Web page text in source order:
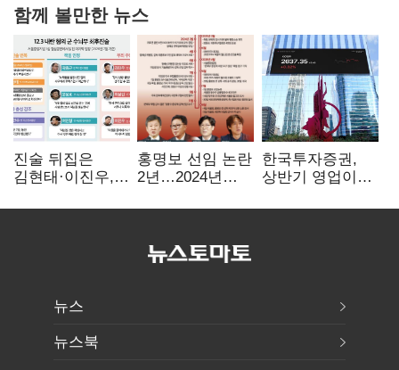
함께 볼만한 뉴스
진술 뒤집은
김현태·이진우,
헌신"…법정서
홍명보 선임 논란
2년…2024년
압색까지
한국투자증권,
상반기 영업이익
전년비 89.1%↑
뉴스
뉴스북